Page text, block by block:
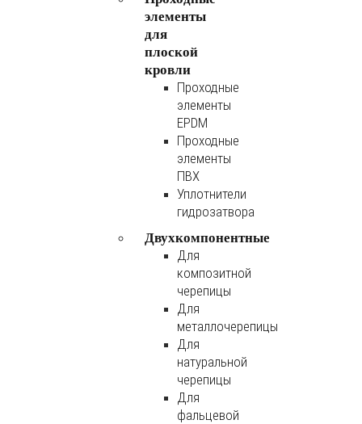
элементы
для
плоской
кровли
Проходные
элементы
EPDM
Проходные
элементы
ПВХ
Уплотнители
гидрозатвора
Двухкомпонентные
Для
композитной
черепицы
Для
металлочерепицы
Для
натуральной
черепицы
Для
фальцевой